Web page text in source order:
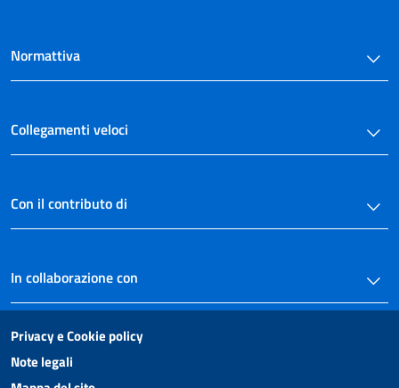
77
78
80
82
84
Titolo IX
DISPOSIZIONI TRANSITORIE E FINALI
85
86
Normattiva
Collegamenti veloci
Con il contributo di
In collaborazione con
Privacy e Cookie policy
Note legali